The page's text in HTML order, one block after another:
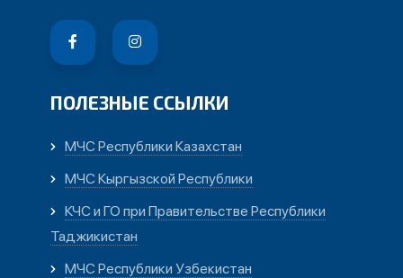
ПОЛЕЗНЫЕ ССЫЛКИ
МЧС Республики Казахстан
МЧС Кыргызской Республики
КЧС и ГО при Правительстве Республики
Таджикистан
МЧС Республики Узбекистан